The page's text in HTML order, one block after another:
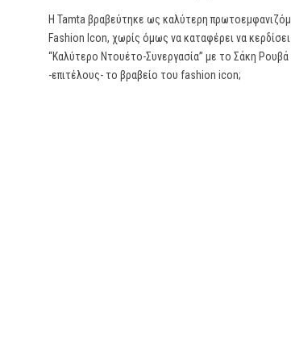
Η Tamta βραβεύτηκε ως καλύτερη
Fashion Icon, χωρίς όμως να καταφέρει να
“Καλύτερο Ντουέτο-Συνεργασία” με το Σάκη
-επιτέλους- το βραβείο του fashion icon;